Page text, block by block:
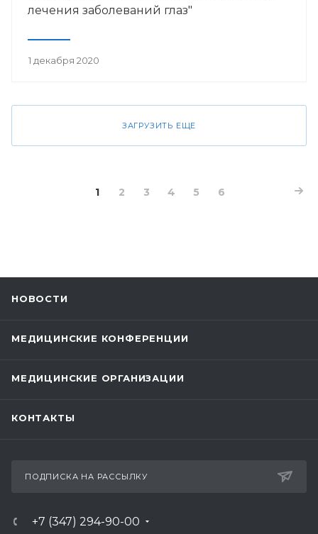
лечения заболеваний глаз"
1 декабря 2020
ЗАГРУЗИТЬ ЕЩЕ
1 2 3 4 5 6
НОВОСТИ
МЕДИЦИНСКИЕ КОНФЕРЕНЦИИ
МЕДИЦИНСКИЕ ОРГАНИЗАЦИИ
КОНТАКТЫ
ПОДПИСКА НА РАССЫЛКУ
+7 (347) 294-90-00